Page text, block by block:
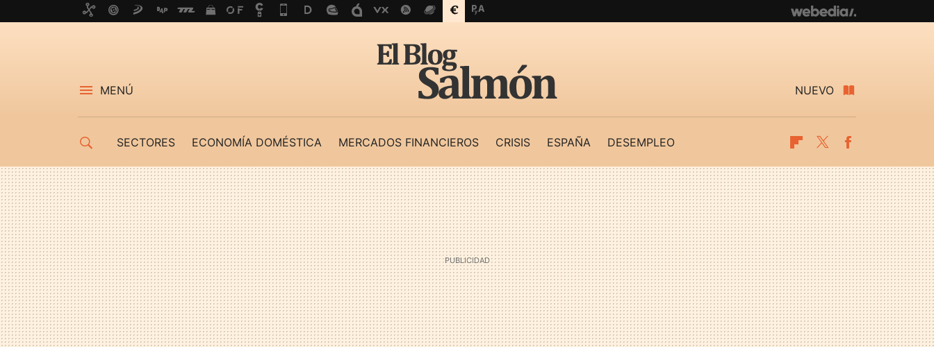
MENÚ NUEVO
SECTORES ECONOMÍA DOMÉSTICA MERCADOS FINANCIEROS CRISIS ESPAÑA DESEMPLEO Flipboard
Twitter